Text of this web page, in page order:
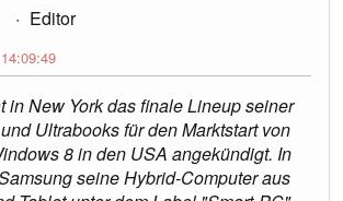
Editor
in New York das finale Lineup seiner
Ultrabooks für den Marktstart von
8 in den USA angekündigt. In
seine Hybrid-Computer aus